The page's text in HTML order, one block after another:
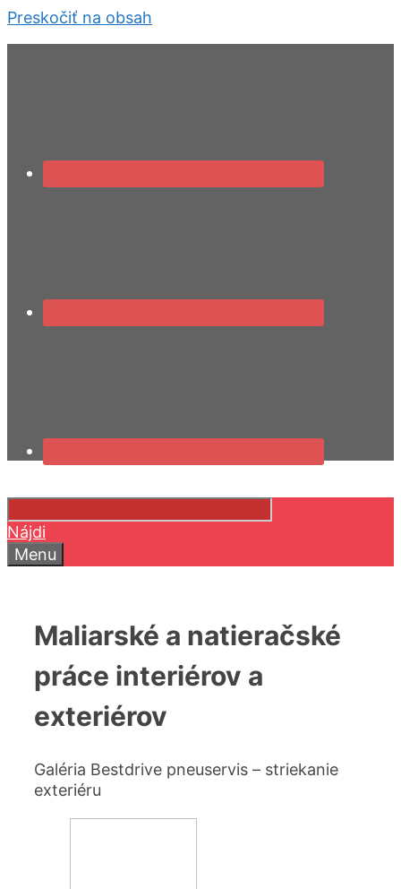
Preskočiť na obsah
Nájdi
Menu
Maliarské a natieračské
práce interiérov a
exteriérov
Galéria Bestdrive pneuservis – striekanie
exteriéru